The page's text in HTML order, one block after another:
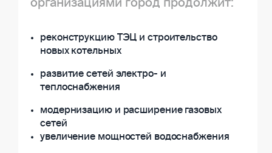
организациями город продолжит:
реконструкцию ТЭЦ и строительство
новых котельных
развитие сетей электро- и
теплоснабжения
модернизацию и расширение газовых
сетей
увеличение мощностей водоснабжения